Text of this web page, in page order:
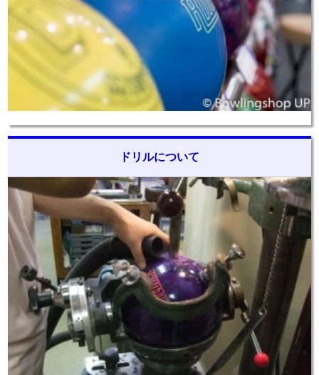
ドリルについて